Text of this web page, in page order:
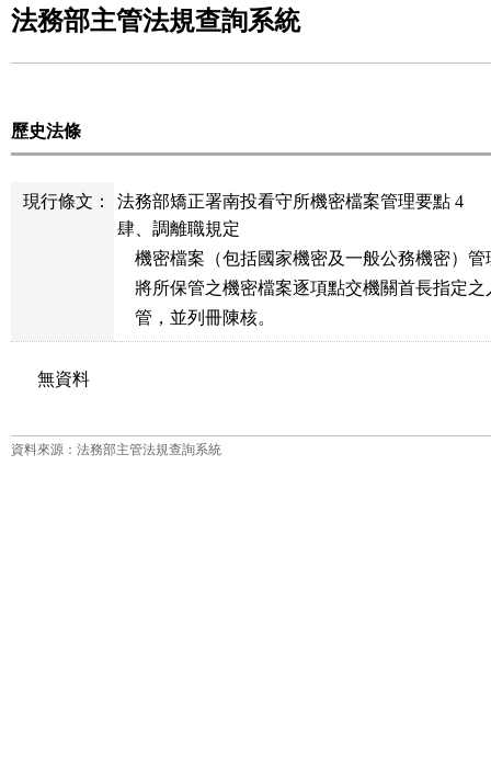
法務部主管法規查詢系統
歷史法條
現行條文：
法務部矯正署南投看守所機密檔案管理要點 4
肆、調離職規定
機密檔案（包括國家機密及一般公務機密）
將所保管之機密檔案逐項點交機關首長指定
    管，並列冊陳核。
無資料
資料來源：法務部主管法規查詢系統